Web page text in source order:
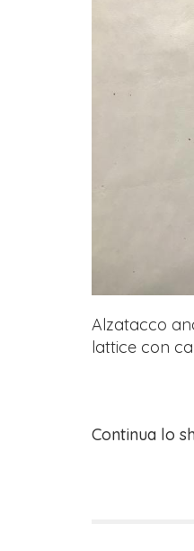
Alzatacco
lattice con
Continua lo